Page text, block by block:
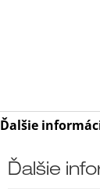
Ďalšie
Ďalšie